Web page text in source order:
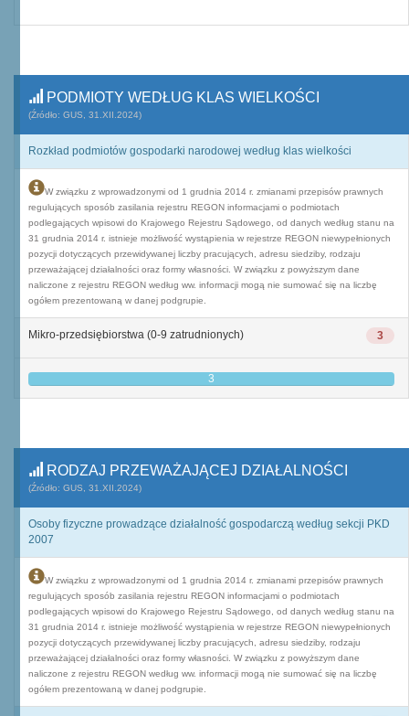
PODMIOTY WEDŁUG KLAS WIELKOŚCI
(Źródło: GUS, 31.XII.2024)
Rozkład podmiotów gospodarki narodowej według klas wielkości
W związku z wprowadzonymi od 1 grudnia 2014 r. zmianami przepisów prawnych
regulujących sposób zasilania rejestru REGON informacjami o podmiotach
podlegających wpisowi do Krajowego Rejestru Sądowego, od danych według stanu na
31 grudnia 2014 r. istnieje możliwość wystąpienia w rejestrze REGON niewypełnionych
pozycji dotyczących przewidywanej liczby pracujących, adresu siedziby, rodzaju
przeważającej działalności oraz formy własności. W związku z powyższym dane
naliczone z rejestru REGON według ww. informacji mogą nie sumować się na liczbę
ogółem prezentowaną w danej podgrupie.
3
Mikro-przedsiębiorstwa (0-9 zatrudnionych)
3
RODZAJ PRZEWAŻAJĄCEJ DZIAŁALNOŚCI
(Źródło: GUS, 31.XII.2024)
Osoby fizyczne prowadzące działalność gospodarczą według sekcji PKD
2007
W związku z wprowadzonymi od 1 grudnia 2014 r. zmianami przepisów prawnych
regulujących sposób zasilania rejestru REGON informacjami o podmiotach
podlegających wpisowi do Krajowego Rejestru Sądowego, od danych według stanu na
31 grudnia 2014 r. istnieje możliwość wystąpienia w rejestrze REGON niewypełnionych
pozycji dotyczących przewidywanej liczby pracujących, adresu siedziby, rodzaju
przeważającej działalności oraz formy własności. W związku z powyższym dane
naliczone z rejestru REGON według ww. informacji mogą nie sumować się na liczbę
ogółem prezentowaną w danej podgrupie.